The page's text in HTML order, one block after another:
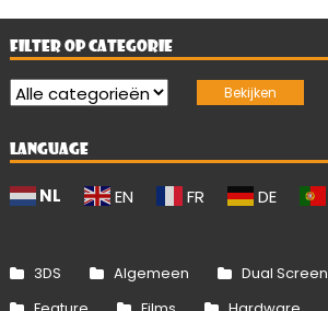
FILTER OP CATEGORIE
LANGUAGE
NL EN FR DE
3DS Algemeen Dual Screen